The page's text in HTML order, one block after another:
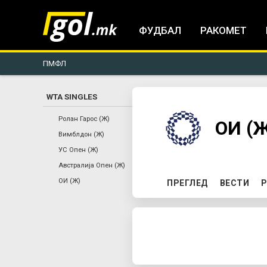
ФУДБАЛ РАКОМЕТ
ПМФЛ
You
are
here
ОИ
P
r
ПРЕГЛЕД ВЕСТИ
WTA SINGLES
Ролан Гарос (Ж)
Вимблдон (Ж)
УС Опен (Ж)
Австралија Опен (Ж)
ОИ (Ж)